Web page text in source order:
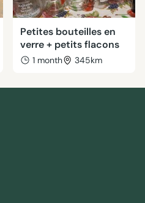
Petites bouteilles en
verre + petits flacons
1 month 345km